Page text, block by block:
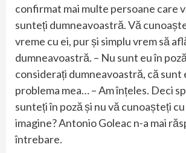
confirmat mai multe persoane care
sunteți dumneavoastră. Vă
vreme cu ei, pur și simplu vrem să
dumneavoastră. – Nu sunt eu în
considerați dumneavoastră, că sunt
problema mea… – Am înțeles. Deci
sunteți în poză și nu vă cunoașteți
imagine? Antonio Goleac n-a mai
întrebare.